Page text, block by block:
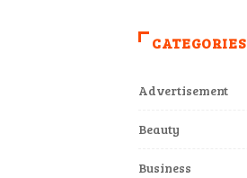
CATEGORIES
Advertisement
Beauty
Business